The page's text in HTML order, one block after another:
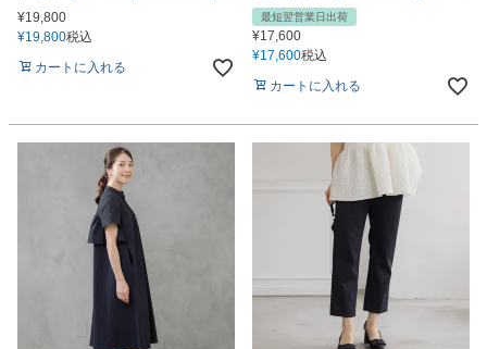
¥19,800
¥19,800税込
カートに入れる
最短翌営業日出荷
¥17,600
¥17,600税込
カートに入れる